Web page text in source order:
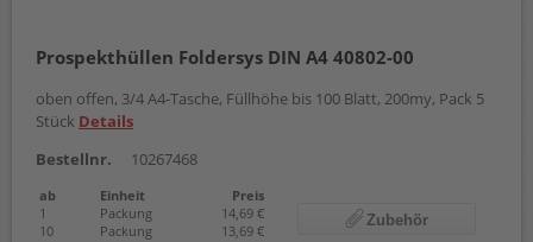
Prospekthüllen Foldersys DIN A4 40802-00
oben offen, 3/4 A4-Tasche, Füllhöhe bis 100 Blatt, 200my, Pack 5
Stück Details
Bestellnr.
10267468
ab Einheit
Preis
1
Packung
14,69 €
10
Packung 13,69 €
Zubehör